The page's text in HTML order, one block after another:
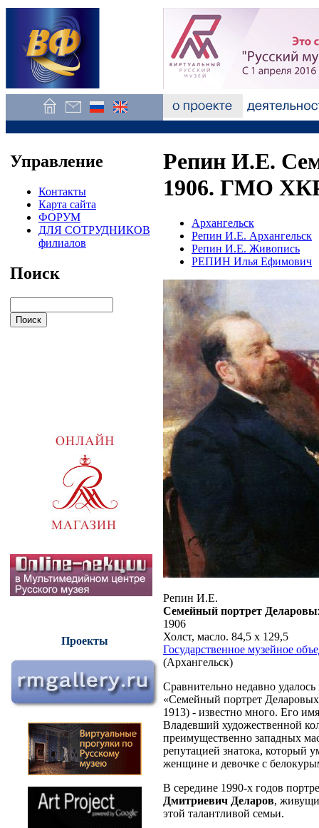
Управление
Контакты
Карта сайта
ФОРУМ
ДЛЯ СОТРУДНИКОВ
филиалов
Поиск
Проекты
Репин И.Е.
1906. ГМО
Архангельск
Репин И.Е. Архангельск
Репин И.Е. Живопись
РЕПИН Илья Ефимович
Репин И.Е.
Семейный портрет
1906
Холст, масло. 84,5 х 129,5
Государственное музейное
(Архангельск)
Сравнительно недавно
«Семейный портрет
1913) - известно много. Его
Владевший художественной
преимущественно западных
репутацией знатока, который
женщине и девочке с
В середине 1990-х годов
Дмитриевич Деларов,
этой талантливой семьи.